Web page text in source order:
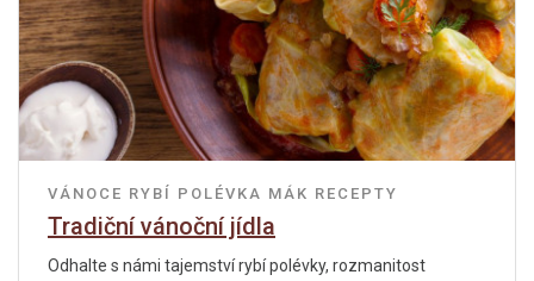
VÁNOCE RYBÍ POLÉVKA MÁK RECEPTY
Tradiční vánoční jídla
Odhalte s námi tajemství rybí polévky, rozmanitost